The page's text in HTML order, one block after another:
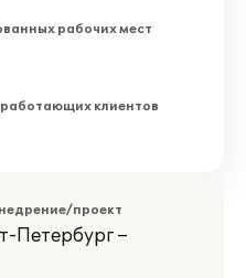
рабочих мест
клиентов
проект
Петербург –